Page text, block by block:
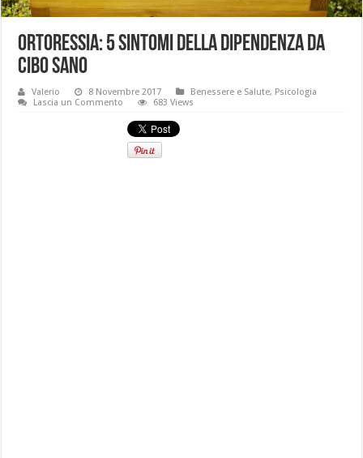
Ortoressia: 5 sintomi della dipendenza da
cibo sano
Valerio 8 Novembre 2017 Benessere e Salute, Psicologia
Lascia un Commento
683 Views